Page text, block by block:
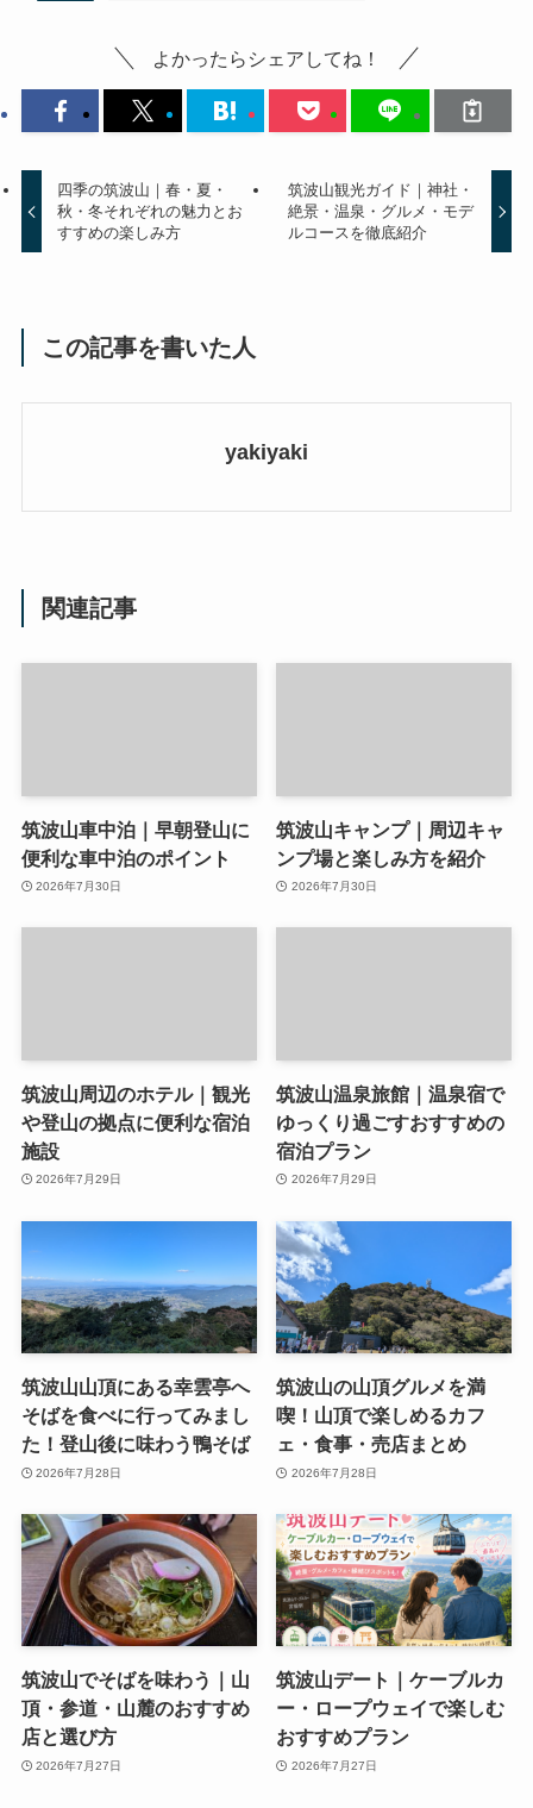
よかったらシェアしてね！
四季の筑波山｜春・夏・
秋・冬それぞれの魅力とお
すすめの楽しみ方
筑波山観光ガイド｜神社・
絶景・温泉・グルメ・モデ
ルコースを徹底紹介
この記事を書いた人
yakiyaki
関連記事
筑波山車中泊｜早朝登山に
便利な車中泊のポイント
2026年7月30日
筑波山キャンプ｜周辺キャ
ンプ場と楽しみ方を紹介
2026年7月30日
筑波山周辺のホテル｜観光
や登山の拠点に便利な宿泊
施設
2026年7月29日
筑波山温泉旅館｜温泉宿で
ゆっくり過ごすおすすめの
宿泊プラン
2026年7月29日
筑波山山頂にある幸雲亭へ
そばを食べに行ってみまし
た！登山後に味わう鴨そば
2026年7月28日
筑波山の山頂グルメを満
喫！山頂で楽しめるカフ
ェ・食事・売店まとめ
2026年7月28日
筑波山でそばを味わう｜山
頂・参道・山麓のおすすめ
店と選び方
2026年7月27日
筑波山デート｜ケーブルカ
ー・ロープウェイで楽しむ
おすすめプラン
2026年7月27日